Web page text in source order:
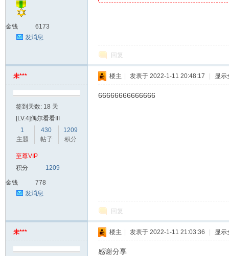
金钱
6173
发消息
回复
未***
签到天数: 18 天
[LV.4]偶尔看看III
1
主题
430
帖子
1209
积分
至尊VIP
积分
1209
金钱
778
发消息
楼主 发表于 2022-1-11 20:48:17 显示
66666666666666
回复
未*** 楼主 发表于 2022-1-11 21:03:36 显示
感谢分享